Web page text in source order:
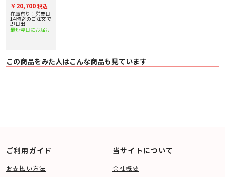
￥20,700 税込
在庫有り！営業日
14時迄のご注文で
即日出
最短翌日にお届け
この商品をみた人はこんな商品も見ています
ご利用ガイド
お支払い方法
当サイトについて
会社概要